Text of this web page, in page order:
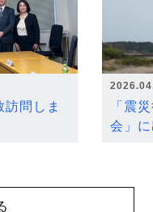
問しま
「震
会」